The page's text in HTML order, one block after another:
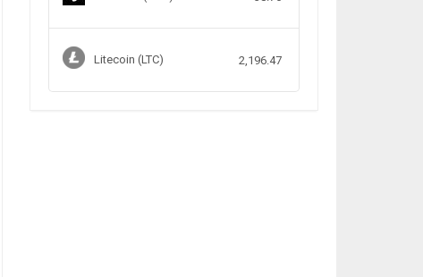
Litecoin (LTC) 2,196.47